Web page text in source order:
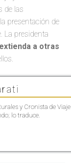
de las
presentación de
La presidenta
a otras
y Cronista de
lo traduce.